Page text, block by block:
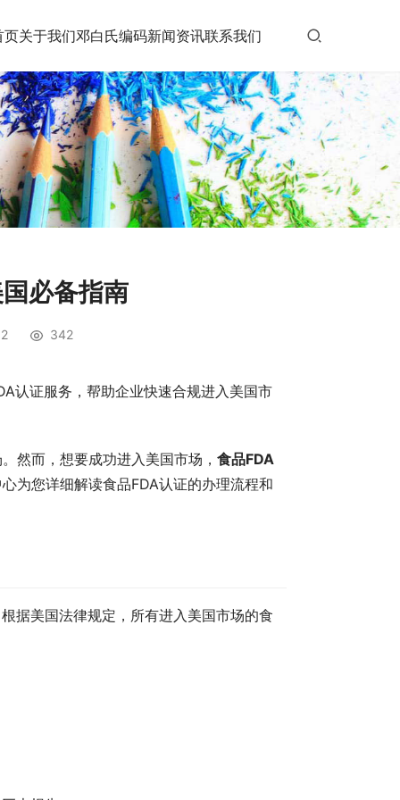
页关于我们邓白氏编码新闻资讯联系我们
必备指南
342
认证服务，帮助企业快速合规进入美国市
然而，想要成功进入美国市场， 食品FDA
为您详细解读食品FDA认证的办理流程和
据美国法律规定，所有进入美国市场的食